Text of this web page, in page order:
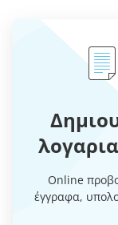
Online
έγγραφα,